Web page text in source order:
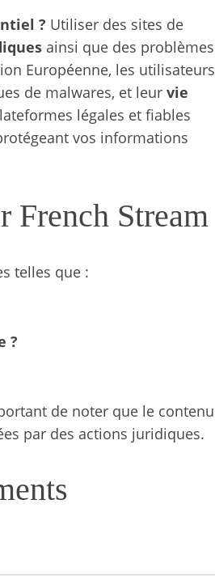
? Utiliser des sites de
ainsi que des problèmes
Européenne, les utilisateurs
de malwares, et leur vie
légales et fiables
vos informations
French Stream
telles que :
?
de noter que le contenu
par des actions juridiques.